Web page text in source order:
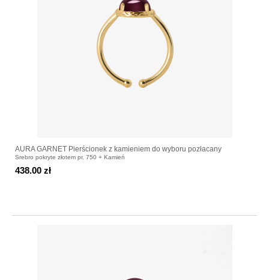
AURA GARNET Pierścionek z kamieniem do wyboru pozłacany
Srebro pokryte złotem pr. 750 + Kamień
438.00 zł